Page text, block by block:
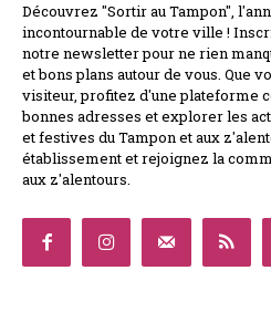
Découvrez "Sortir au Tampon",
incontournable de votre ville !
notre newsletter pour ne rien
et bons plans autour de vous. Que
visiteur, profitez d'une plateforme
bonnes adresses et explorer les
et festives du Tampon et aux
établissement et rejoignez la
aux z'alentours.